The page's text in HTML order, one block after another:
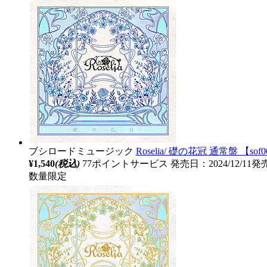
ブシロードミュージック Roselia/ 礎の花冠 通常盤 【
¥1,540(税込) 77ポイントサービス 発売日：2024/12/11発
数量限定